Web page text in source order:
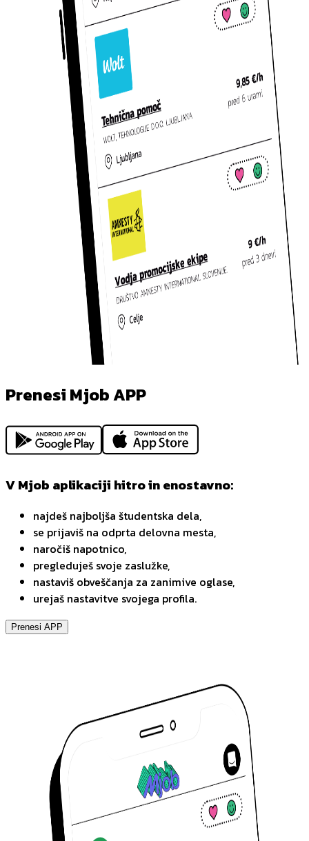
Prenesi Mjob APP
V Mjob aplikaciji hitro in enostavno:
najdeš najboljša študentska dela,
se prijaviš na odprta delovna mesta,
naročiš napotnico,
pregleduješ svoje zaslužke,
nastaviš obveščanja za zanimive oglase,
urejaš nastavitve svojega profila.
Prenesi APP